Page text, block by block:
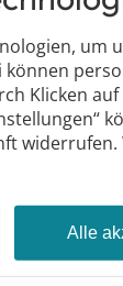
die
um
Klicken auf
widerrufen.
Alle